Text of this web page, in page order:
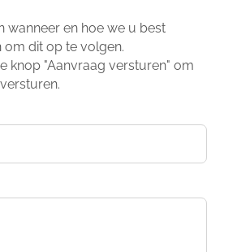
wanneer en hoe we u best
om dit op te volgen.
knop "Aanvraag versturen" om